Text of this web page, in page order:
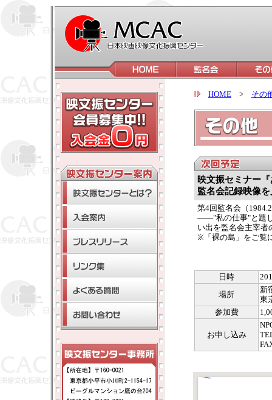
HOME > その
映文振セミナー
監名会記録映像
第4回監名会（
――"私の仕事"と題
い出を監名会主宰者
※「裸の島」をご覧
日時
場所
新
東
参加費
お申し込み